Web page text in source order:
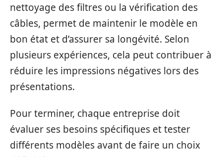
nettoyage des filtres ou la vérification des
câbles, permet de maintenir le modèle en
bon état et d’assurer sa longévité. Selon
plusieurs expériences, cela peut contribuer à
réduire les impressions négatives lors des
présentations.
Pour terminer, chaque entreprise doit
évaluer ses besoins spécifiques et tester
différents modèles avant de faire un choix